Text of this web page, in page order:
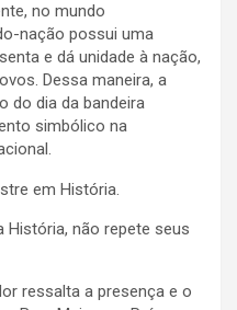
no mundo
nação possui uma
e dá unidade à nação,
Dessa maneira, a
do dia da bandeira
simbólico na
em História.
História, não repete seus
ressalta a presença e o